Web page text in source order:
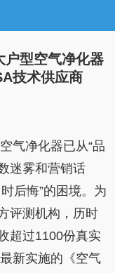
户型空气净化器
技术供应商
气净化器已从“品
迷雾和营销话
后悔”的困境。为
评测机构，历时
超过1100份真实
新实施的《空气